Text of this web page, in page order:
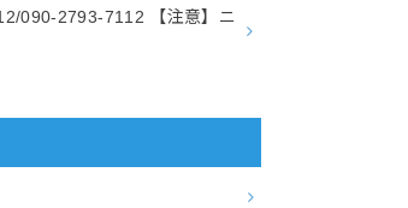
090-2793-7112 【注意】ニ